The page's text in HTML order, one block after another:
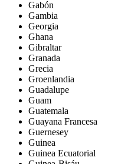
Gabón
Gambia
Georgia
Ghana
Gibraltar
Granada
Grecia
Groenlandia
Guadalupe
Guam
Guatemala
Guayana Francesa
Guernesey
Guinea
Guinea Ecuatorial